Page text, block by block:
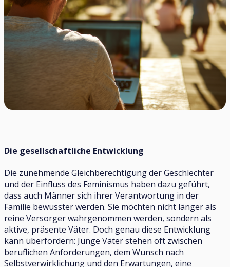
Die gesellschaftliche Entwicklung
Die zunehmende Gleichberechtigung der Geschlechter
und der Einfluss des Feminismus haben dazu geführt,
dass auch Männer sich ihrer Verantwortung in der
Familie bewusster werden. Sie möchten nicht länger als
reine Versorger wahrgenommen werden, sondern als
aktive, präsente Väter. Doch genau diese Entwicklung
kann überfordern: Junge Väter stehen oft zwischen
beruflichen Anforderungen, dem Wunsch nach
Selbstverwirklichung und den Erwartungen, eine